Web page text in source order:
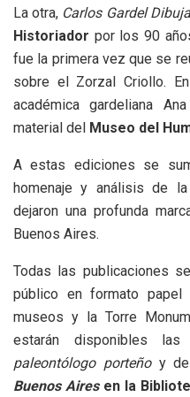
La otra, Carlos Gardel
Historiador por los 90
fue la primera vez que se
sobre el Zorzal Criollo.
académica gardeliana
material del
Museo del
A estas ediciones se
homenaje y análisis de
dejaron una profunda
Buenos Aires.
Todas las publicaciones
público en formato
museos y la Torre
estarán disponibles
paleontólogo porteño y
Buenos Aires en la